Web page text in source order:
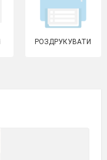
РОЗДРУКУВАТИ